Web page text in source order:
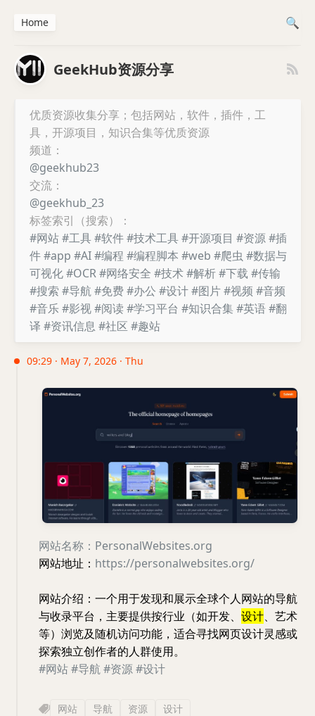
GeekHub资源分享
优质资源收集分享；包括网站，软件，插件，工
具，开源项目，知识合集等优质资源
频道：
@geekhub23
交流：
@geekhub_23
标签索引（搜索）：
#网站#工具#软件#技术工具#开源项目 #资源#插
件#app #AI#编程 #编程脚本 #web #爬虫 #数据与
可视化#OCR#网络安全 #技术#解析#下载 #传输
#搜索 #导航#免费#办公 #设计#图片#视频 #音频
#音乐#影视#阅读 #学习平台 #知识合集#英语#翻
译 #资讯信息 #社区 #趣站
09:29 · May 7, 2026 · Thu
网站名称：PersonalWebsites.org
网站地址： https://personalwebsites.org/
网站介绍：一个用于发现和展示全球个人网站的导航
与收录平台，主要提供按行业（如开发、 设计、艺术
等）浏览及随机访问功能，适合寻找网页设计灵感或
探索独立创作者的人群使用。
#网站#导航#资源#设计
网站 导航 资源 设计
Home